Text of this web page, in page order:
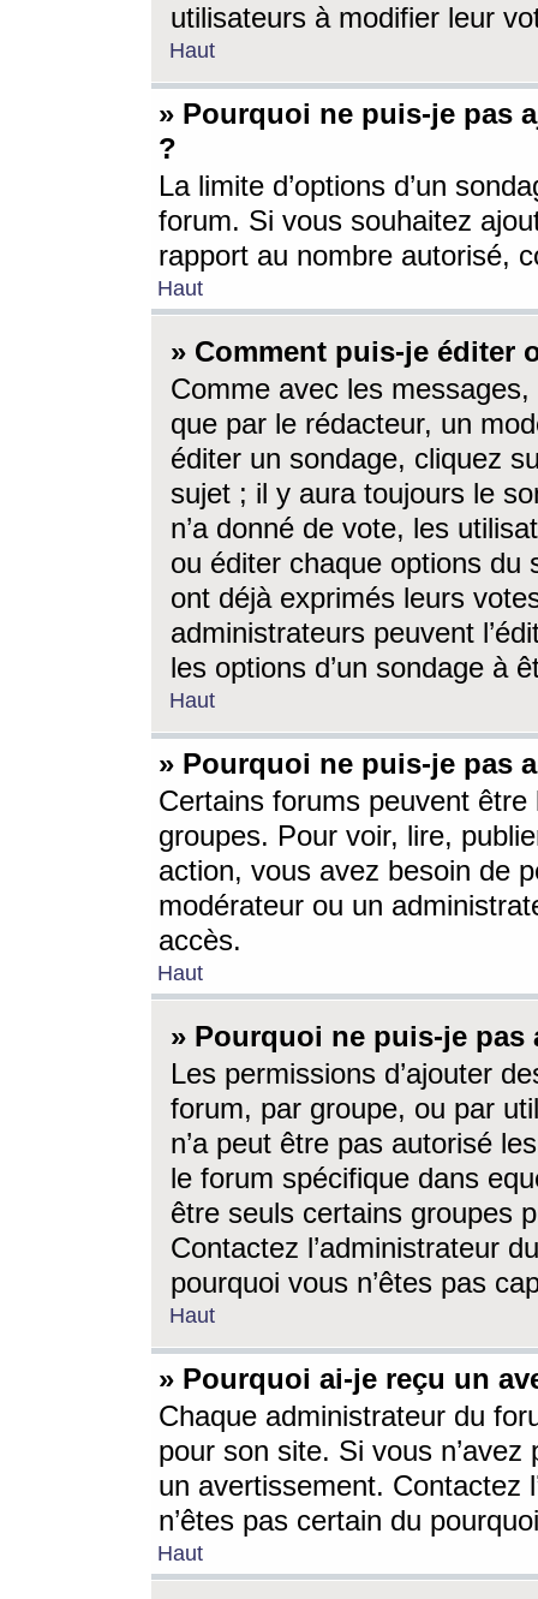
utilisateurs à modifier leur
Haut
» Pourquoi ne puis-je pas
?
La limite d’options d’un
forum. Si vous souhaitez
rapport au nombre autorisé,
Haut
» Comment puis-je éditer
Comme avec les
que par le rédacteur, un
éditer un sondage, cliquez
sujet ; il y aura toujours le
n’a donné de vote, les
ou éditer chaque options du
ont déjà exprimés leurs
administrateurs peuvent
les options d’un sondage à
Haut
» Pourquoi ne puis-je pas
Certains forums peuvent être
groupes. Pour voir, lire,
action, vous avez besoin de
modérateur ou un
accès.
Haut
» Pourquoi ne puis-je
Les permissions d’ajouter
forum, par groupe, ou par
n’a peut être pas autorisé
le forum spécifique dans
être seuls certains groupes
Contactez l’administrateur
pourquoi vous n’êtes pas
Haut
» Pourquoi ai-je reçu un
Chaque administrateur du
pour son site. Si vous
un avertissement. Contactez
n’êtes pas certain du
Haut